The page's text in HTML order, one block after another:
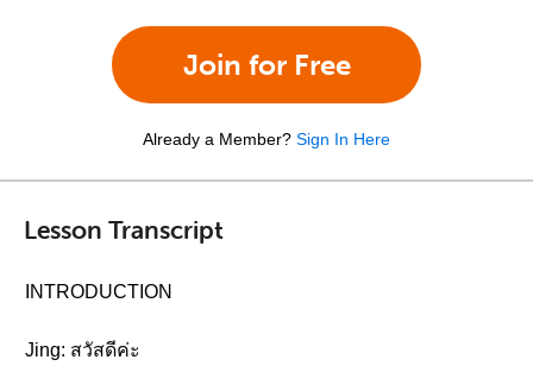
Join for Free
Already a Member? Sign In Here
Lesson Transcript
INTRODUCTION
Jing: สวัสดีค่ะ